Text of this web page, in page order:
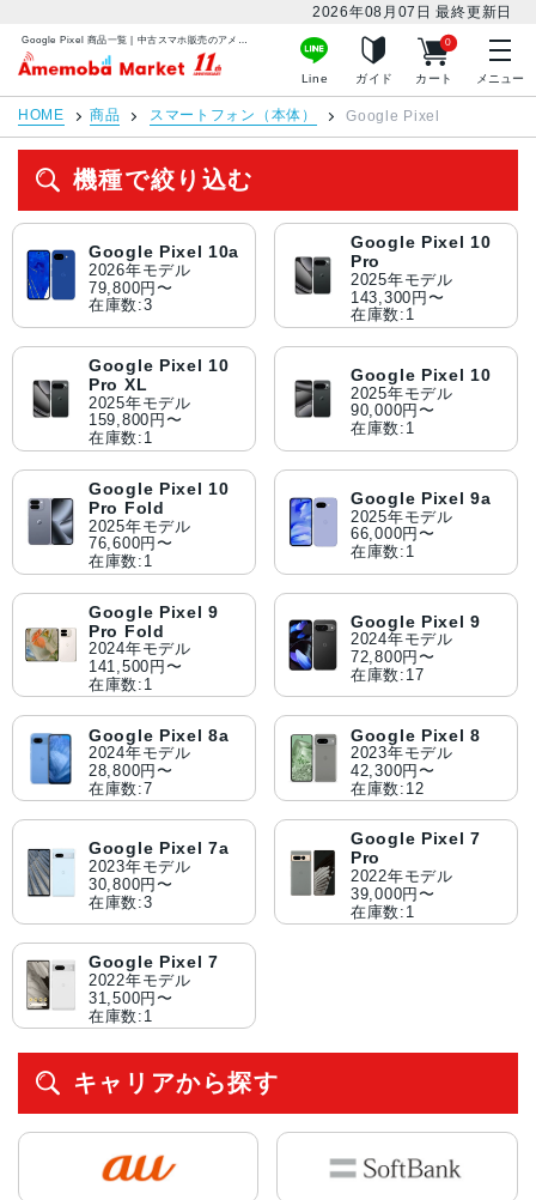
2026年08月07日 最終更新日
アメモバマーケット
Line ガイド カート
0
メニュー
HOME 商品 スマートフォン（本体） Google Pixel
機種で絞り込む
Google Pixel 10a
2026年モデル
79,800円〜
在庫数:3
Google Pixel 10
Pro
2025年モデル
143,300円〜
在庫数:1
Google Pixel 10
Pro XL
2025年モデル
159,800円〜
在庫数:1
Google Pixel 10
2025年モデル
90,000円〜
在庫数:1
Google Pixel 10
Pro Fold
2025年モデル
76,600円〜
在庫数:1
Google Pixel 9a
2025年モデル
66,000円〜
在庫数:1
Google Pixel 9
Pro Fold
2024年モデル
141,500円〜
在庫数:1
Google Pixel 9
2024年モデル
72,800円〜
在庫数:17
Google Pixel 8a
2024年モデル
28,800円〜
在庫数:7
Google Pixel 8
2023年モデル
42,300円〜
在庫数:12
Google Pixel 7a
2023年モデル
30,800円〜
在庫数:3
Google Pixel 7
Pro
2022年モデル
39,000円〜
在庫数:1
Google Pixel 7
2022年モデル
31,500円〜
在庫数:1
キャリアから探す